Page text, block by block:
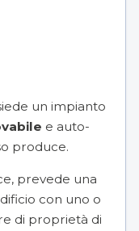
un impianto
e auto-
produce.
prevede una
con uno o
di proprietà di